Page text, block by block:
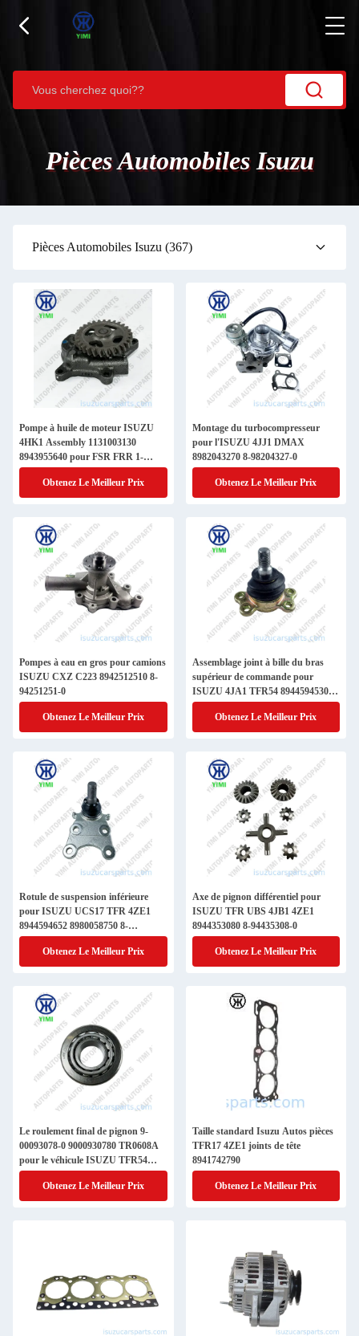
Pièces Automobiles Isuzu
Pièces Automobiles Isuzu (367)
Pompe à huile de moteur ISUZU
4HK1 Assembly 1131003130
8943955640 pour FSR FRR 1-
13100313-0 8-94395564-0
Obtenez Le Meilleur Prix
Montage du turbocompresseur
pour l'ISUZU 4JJ1 DMAX
8982043270 8-98204327-0
Obtenez Le Meilleur Prix
Pompes à eau en gros pour camions
ISUZU CXZ C223 8942512510 8-
94251251-0
Obtenez Le Meilleur Prix
Assemblage joint à bille du bras
supérieur de commande pour
ISUZU 4JA1 TFR54 8944594530 8-
94459453-0
Obtenez Le Meilleur Prix
Rotule de suspension inférieure
pour ISUZU UCS17 TFR 4ZE1
8944594652 8980058750 8-
94459465-2 8-98005875-0
Obtenez Le Meilleur Prix
Axe de pignon différentiel pour
ISUZU TFR UBS 4JB1 4ZE1
8944353080 8-94435308-0
Obtenez Le Meilleur Prix
Le roulement final de pignon 9-
00093078-0 9000930780 TR0608A
pour le véhicule ISUZU TFR54
4JA1
Obtenez Le Meilleur Prix
Taille standard Isuzu Autos pièces
TFR17 4ZE1 joints de tête
8941742790
Obtenez Le Meilleur Prix